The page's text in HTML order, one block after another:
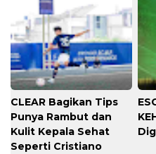
CLEAR Bagikan Tips
Punya Rambut dan
Kulit Kepala Sehat
Seperti Cristiano